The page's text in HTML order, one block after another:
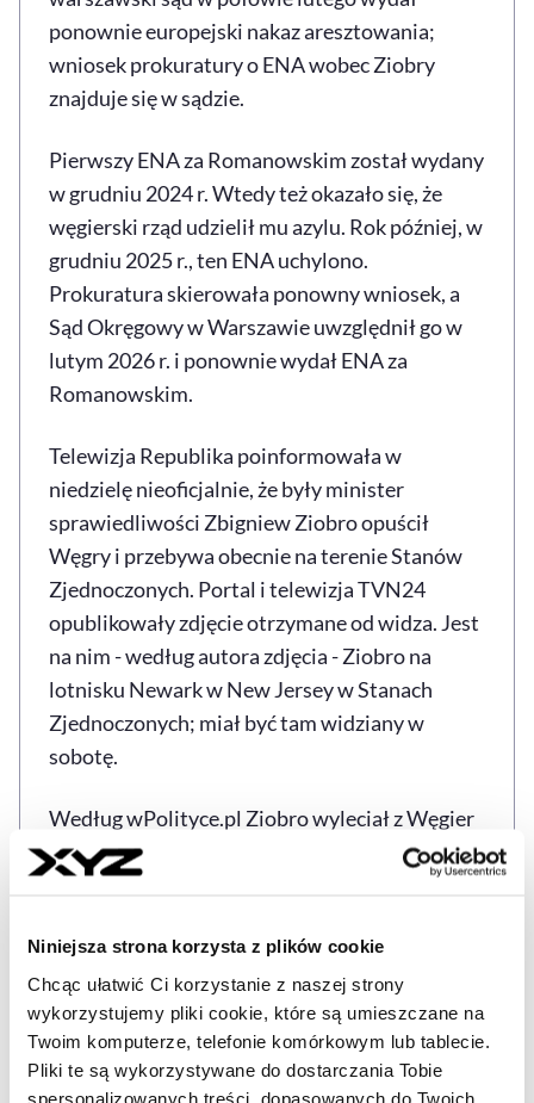
Niniejsza strona korzysta z plików cookie
Chcąc ułatwić Ci korzystanie z naszej strony
wykorzystujemy pliki cookie, które są umieszczane na
Twoim komputerze, telefonie komórkowym lub tablecie.
Pliki te są wykorzystywane do dostarczania Tobie
spersonalizowanych treści, dopasowanych do Twoich
ponownie europejski nakaz aresztowania;
wniosek prokuratury o ENA wobec Ziobry
znajduje się w sądzie.
Pierwszy ENA za Romanowskim został wydany
w grudniu 2024 r. Wtedy też okazało się, że
węgierski rząd udzielił mu azylu. Rok później, w
grudniu 2025 r., ten ENA uchylono.
Prokuratura skierowała ponowny wniosek, a
Sąd Okręgowy w Warszawie uwzględnił go w
lutym 2026 r. i ponownie wydał ENA za
Romanowskim.
Telewizja Republika poinformowała w
niedzielę nieoficjalnie, że były minister
sprawiedliwości Zbigniew Ziobro opuścił
Węgry i przebywa obecnie na terenie Stanów
Zjednoczonych. Portal i telewizja TVN24
opublikowały zdjęcie otrzymane od widza. Jest
na nim - według autora zdjęcia - Ziobro na
lotnisku Newark w New Jersey w Stanach
Zjednoczonych; miał być tam widziany w
sobotę.
Według wPolityce.pl Ziobro wyleciał z Węgier
w sobotę - ma amerykańską wizę. Informacje o
pobycie Ziobry w USA nie zostały dotąd
pełnomocnika lub polityczne otoczenie. Na
portalach społecznościowych sprawa jest
komentowana przez polityków.
Źródło: PAP